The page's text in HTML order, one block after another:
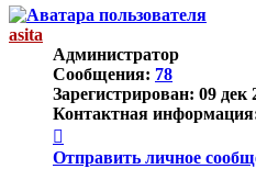
началу
asita
Администратор
Сообщения: 78
Зарегистрирован: 09 дек
Контактная
информация
Отправить личное